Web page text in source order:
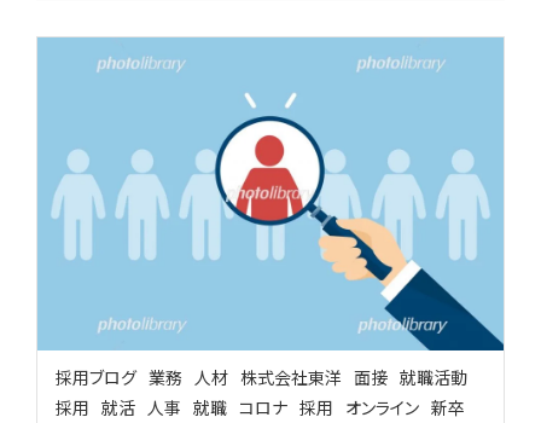
採用ブログ 業務 人材 株式会社東洋 面接 就職活動
採用 就活 人事 就職 コロナ 採用 オンライン 新卒